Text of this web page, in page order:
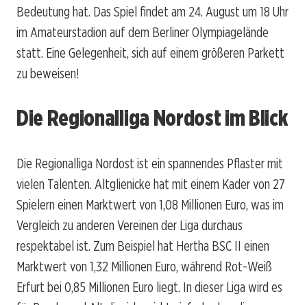
Bedeutung hat. Das Spiel findet am 24. August um 18 Uhr
im Amateurstadion auf dem Berliner Olympiagelände
statt. Eine Gelegenheit, sich auf einem größeren Parkett
zu beweisen!
Die Regionalliga Nordost im Blick
Die Regionalliga Nordost ist ein spannendes Pflaster mit
vielen Talenten. Altglienicke hat mit einem Kader von 27
Spielern einen Marktwert von 1,08 Millionen Euro, was im
Vergleich zu anderen Vereinen der Liga durchaus
respektabel ist. Zum Beispiel hat Hertha BSC II einen
Marktwert von 1,32 Millionen Euro, während Rot-Weiß
Erfurt bei 0,85 Millionen Euro liegt. In dieser Liga wird es